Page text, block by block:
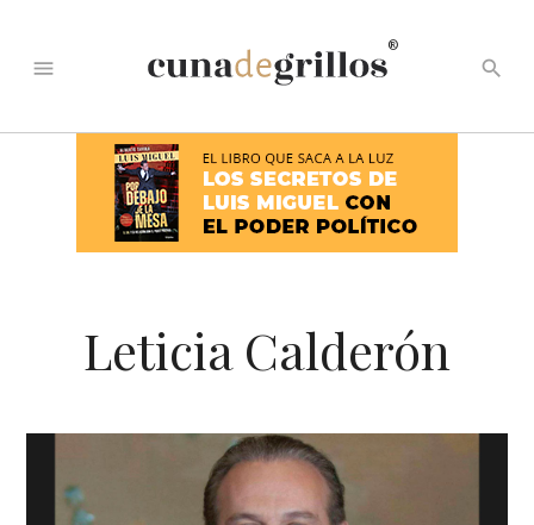
menu
®
search
Leticia Calderón